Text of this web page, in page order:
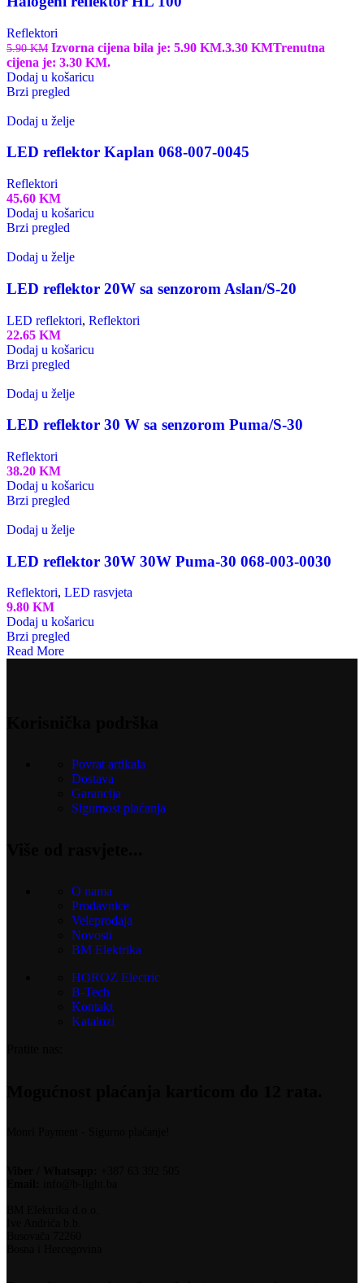
Reflektori
5.90KM Izvorna cijena bila je: 5.90 KM.3.30 KMTrenutna
cijena je: 3.30 KM.
Dodaj u košaricu
Brzi pregled
Dodaj u želje
LED reflektor Kaplan 068-007-0045
Reflektori
45.60 KM
Dodaj u košaricu
Brzi pregled
Dodaj u želje
LED reflektor 20W sa senzorom Aslan/S-20
LED reflektori, Reflektori
22.65 KM
Dodaj u košaricu
Brzi pregled
Dodaj u želje
LED reflektor 30 W sa senzorom Puma/S-30
Reflektori
38.20 KM
Dodaj u košaricu
Brzi pregled
Dodaj u želje
LED reflektor 30W 30W Puma-30 068-003-0030
Reflektori, LED rasvjeta
9.80 KM
Dodaj u košaricu
Brzi pregled
Read More
Povrat artikala
Dostava
Garancija
Sigurnost plaćanja
O nama
Prodavnice
Veleprodaja
Novosti
BM Elektrika
HOROZ Electric
B-Tech
Kontakt
Katalozi